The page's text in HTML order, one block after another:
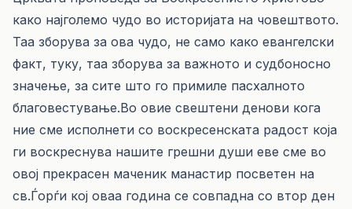
како најголемо чудо во историјата на човештвото.
Таа зборува за ова чудо, не само како евангелски
факт, туку, таа зборува за важното и судбоносно
значење, за сите што го примиле пасхалното
благовестување.Во овие свештени денови кога
ние сме исполнети со воскресенската радост која
ги воскреснува нашите грешни души еве сме во
овој прекрасен маченик манастир посветен на
св.Ѓорѓи кој оваа година се совпадна со втор ден